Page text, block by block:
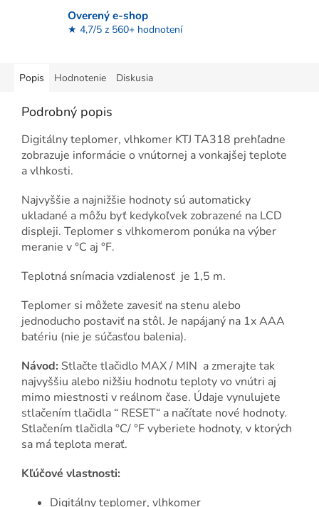
Overený e-shop
★ 4,7/5 z 560+ hodnotení
Popis Hodnotenie Diskusia
Podrobný popis
Digitálny teplomer, vlhkomer KTJ TA318 prehľadne
zobrazuje informácie o vnútornej a vonkajšej teplote
a vlhkosti.
Najvyššie a najnižšie hodnoty sú automaticky
ukladané a môžu byť kedykoľvek zobrazené na LCD
displeji. Teplomer s vlhkomerom ponúka na výber
meranie v °C aj °F.
Teplotná snímacia vzdialenosť je 1,5 m.
Teplomer si môžete zavesiť na stenu alebo
jednoducho postaviť na stôl. Je napájaný na 1x AAA
batériu (nie je súčasťou balenia).
Návod: Stlačte tlačidlo MAX / MIN a zmerajte tak
najvyššiu alebo nižšiu hodnotu teploty vo vnútri aj
mimo miestnosti v reálnom čase. Údaje vynulujete
stlačením tlačidla “ RESET“ a načítate nové hodnoty.
Stlačením tlačidla °C/ °F vyberiete hodnoty, v ktorých
sa má teplota merať.
Kľúčové vlastnosti:
Digitálny teplomer, vlhkomer